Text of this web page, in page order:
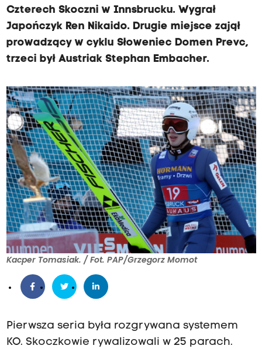
Czterech Skoczni w Innsbrucku. Wygrał
Japończyk Ren Nikaido. Drugie miejsce zajął
prowadzący w cyklu Słoweniec Domen Prevc,
trzeci był Austriak Stephan Embacher.
Kacper Tomasiak. / Fot. PAP/Grzegorz Momot
Pierwsza seria była rozgrywana systemem
KO. Skoczkowie rywalizowali w 25 parach.